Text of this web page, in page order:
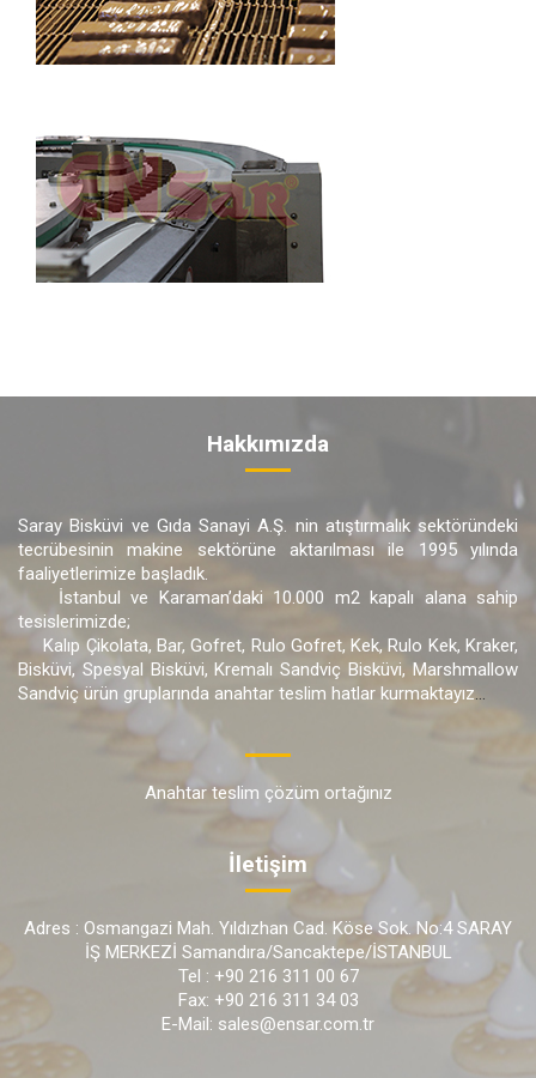
Hakkımızda
Saray Bisküvi ve Gıda Sanayi A.Ş. nin atıştırmalık sektöründeki
tecrübesinin makine sektörüne aktarılması ile 1995 yılında
faaliyetlerimize başladık.
İstanbul ve Karaman’daki 10.000 m2 kapalı alana sahip
tesislerimizde;
Kalıp Çikolata, Bar, Gofret, Rulo Gofret, Kek, Rulo Kek, Kraker,
Bisküvi, Spesyal Bisküvi, Kremalı Sandviç Bisküvi, Marshmallow
Sandviç ürün gruplarında anahtar teslim hatlar kurmaktayız...
Anahtar teslim çözüm ortağınız
İletişim
Adres : Osmangazi Mah. Yıldızhan Cad. Köse Sok. No:4 SARAY
İŞ MERKEZİ Samandıra/Sancaktepe/İSTANBUL
Tel : +90 216 311 00 67
Fax: +90 216 311 34 03
E-Mail: sales@ensar.com.tr